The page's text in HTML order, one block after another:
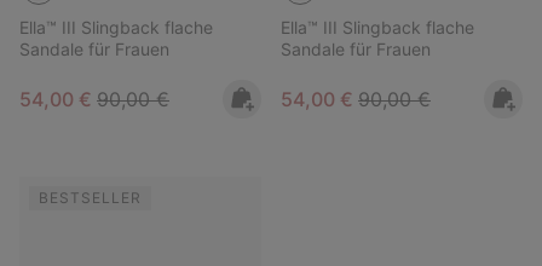
Ella™ III Slingback flache
Sandale für Frauen
Sale price:
54,00 € Regular price:
90,00 €
Ella™ III Slingback flache
Sandale für Frauen
Sale price:
54,00 € Regular price:
90,00 €
BESTSELLER